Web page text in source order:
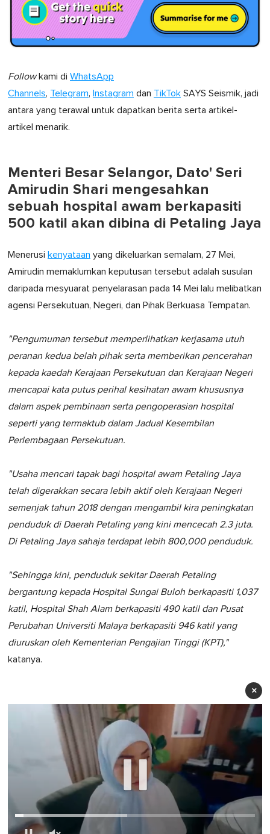
Followkami di WhatsApp
Channels, Telegram, Instagram dan TikTok SAYS Seismik, jadi
antara yang terawal untuk dapatkan berita serta artikel-
artikel menarik.
Menteri Besar Selangor, Dato' Seri
Amirudin Shari mengesahkan
sebuah hospital awam berkapasiti
500 katil akan dibina di Petaling Jaya
Menerusi kenyataan yang dikeluarkan semalam, 27 Mei,
Amirudin memaklumkan keputusan tersebut adalah susulan
daripada mesyuarat penyelarasan pada 14 Mei lalu melibatkan
agensi Persekutuan, Negeri, dan Pihak Berkuasa Tempatan.
"Pengumuman tersebut memperlihatkan kerjasama utuh
peranan kedua belah pihak serta memberikan pencerahan
kepada kaedah Kerajaan Persekutuan dan Kerajaan Negeri
mencapai kata putus perihal kesihatan awam khususnya
dalam aspek pembinaan serta pengoperasian hospital
seperti yang termaktub dalam Jadual Kesembilan
Perlembagaan Persekutuan.
"Usaha mencari tapak bagi hospital awam Petaling Jaya
telah digerakkan secara lebih aktif oleh Kerajaan Negeri
semenjak tahun 2018 dengan mengambil kira peningkatan
penduduk di Daerah Petaling yang kini mencecah 2.3 juta.
Di Petaling Jaya sahaja terdapat lebih 800,000 penduduk.
"Sehingga kini, penduduk sekitar Daerah Petaling
bergantung kepada Hospital Sungai Buloh berkapasiti 1,037
katil, Hospital Shah Alam berkapasiti 490 katil dan Pusat
Perubahan Universiti Malaya berkapasiti 946 katil yang
diuruskan oleh Kementerian Pengajian Tinggi (KPT),"
katanya.
×